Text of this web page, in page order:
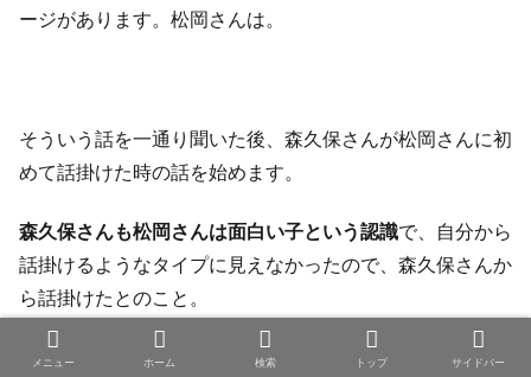
ージがあります。松岡さんは。
そういう話を一通り聞いた後、森久保さんが松岡さんに初
めて話掛けた時の話を始めます。
森久保さんも松岡さんは面白い子という認識で、自分から
話掛けるようなタイプに見えなかったので、森久保さんか
ら話掛けたとのこと。
メニュー ホーム 検索 トップ サイドバー